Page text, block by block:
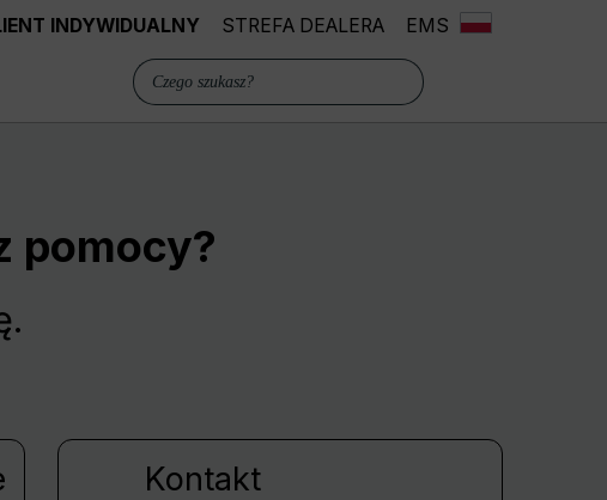
INDYWIDUALNY STREFA DEALERA EMS
pomocy?
Kontakt